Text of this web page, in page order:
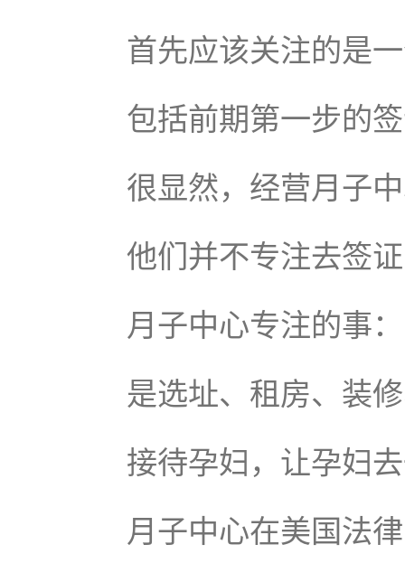
首先应该关注的是
包括前期第一步的
很显然，经营月子
他们并不专注去签
月子中心专注的事：
是选址、租房、装
接待孕妇，让孕妇
月子中心在美国法